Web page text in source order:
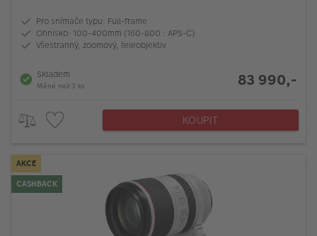
Pro snímače typu: Full-frame
Ohnisko: 100-400mm (160-800 : APS-C)
Všestranný, zoomový, teleobjektiv
Skladem
Méně než 3 ks 83 990,-
KOUPIT
AKCE
CASHBACK